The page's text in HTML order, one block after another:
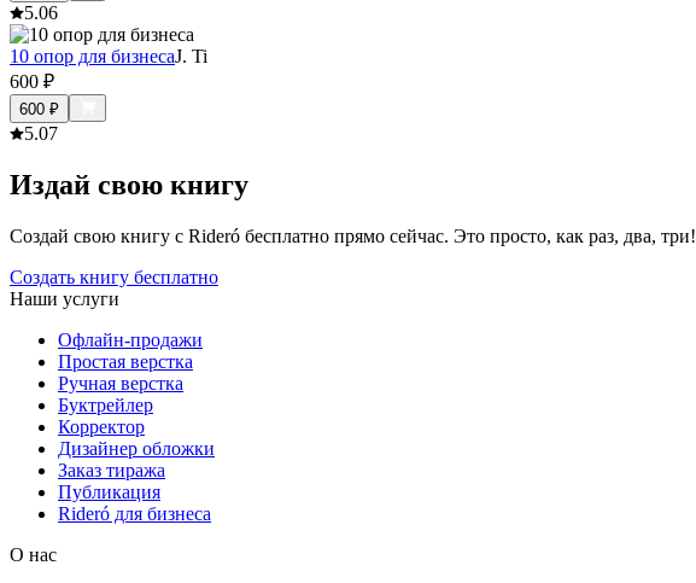
5.06
10 опор для бизнесаJ. Ti
600 ₽
600 ₽
5.07
Издай свою книгу
Создай свою книгу с Rideró бесплатно прямо сейчас. Это просто, как раз, два, три!
Создать книгу бесплатно
Наши услуги
Офлайн-продажи
Простая верстка
Ручная верстка
Буктрейлер
Корректор
Дизайнер обложки
Заказ тиража
Публикация
Rideró для бизнеса
О нас